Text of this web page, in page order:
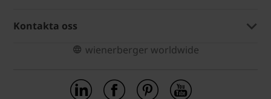
Kontakta oss
wienerberger worldwide